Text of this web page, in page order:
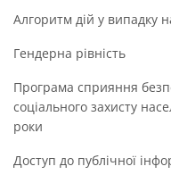
Алгоритм дій у випадку
Гендерна рівність
Програма сприяння
соціального захисту
роки
Доступ до публічної